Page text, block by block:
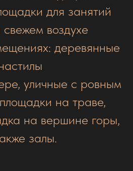
для занятий
воздухе
деревянные
уличные с ровным
на траве,
на вершине горы,
залы.